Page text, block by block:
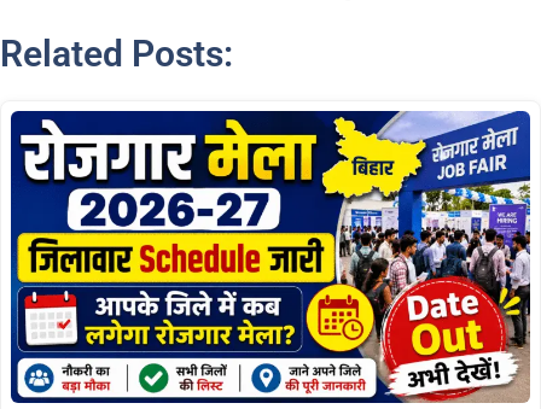
Related Posts: